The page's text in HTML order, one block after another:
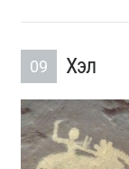
09 Хэл